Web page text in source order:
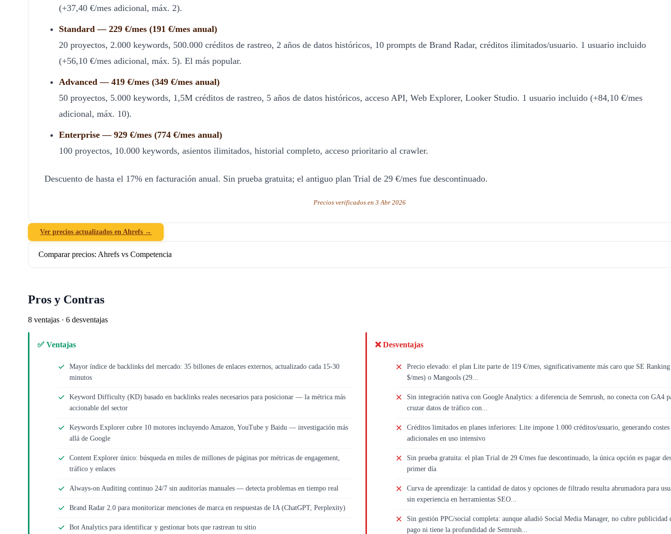
(+37,40 €/mes adicional, máx. 2).
Standard — 229 €/mes (191 €/mes anual)
20 proyectos, 2.000 keywords, 500.000 créditos de rastreo, 2 años de datos históricos, 10 prompts de Brand Radar, créditos ilimitados/usuario. 1 usuario incluido
(+56,10 €/mes adicional, máx. 5). El más popular.
Advanced — 419 €/mes (349 €/mes anual)
50 proyectos, 5.000 keywords, 1,5M créditos de rastreo, 5 años de datos históricos, acceso API, Web Explorer, Looker Studio. 1 usuario incluido (+84,10 €/mes
adicional, máx. 10).
Enterprise — 929 €/mes (774 €/mes anual)
100 proyectos, 10.000 keywords, asientos ilimitados, historial completo, acceso prioritario al crawler.
Descuento de hasta el 17% en facturación anual. Sin prueba gratuita; el antiguo plan Trial de 29 €/mes fue descontinuado.
Precios verificados en 3 Abr 2026
Ver precios actualizados en Ahrefs →
Comparar precios: Ahrefs vs Competencia
Pros y Contras
8 ventajas · 6 desventajas
✅ Ventajas
Mayor índice de backlinks del mercado: 35 billones de enlaces externos, actualizado cada 15-30
minutos
Keyword Difficulty (KD) basado en backlinks reales necesarios para posicionar — la métrica más
accionable del sector
Keywords Explorer cubre 10 motores incluyendo Amazon, YouTube y Baidu — investigación más
allá de Google
Content Explorer único: búsqueda en miles de millones de páginas por métricas de engagement,
tráfico y enlaces
Always-on Auditing continuo 24/7 sin auditorías manuales — detecta problemas en tiempo real
Brand Radar 2.0 para monitorizar menciones de marca en respuestas de IA (ChatGPT, Perplexity)
Bot Analytics para identificar y gestionar bots que rastrean tu sitio
❌ Desventajas
Precio elevado: el plan Lite parte de 119 €/mes, significativamente más caro que SE
$/mes) o Mangools (29...
Sin integración nativa con Google Analytics: a diferencia de Semrush, no conecta con GA4
cruzar datos de tráfico con...
Créditos limitados en planes inferiores: Lite impone 1.000 créditos/usuario, generando costes
adicionales en uso intensivo
Sin prueba gratuita: el plan Trial de 29 €/mes fue descontinuado, la única opción es pagar
primer día
Curva de aprendizaje: la cantidad de datos y opciones de filtrado resulta abrumadora para
sin experiencia en herramientas SEO...
Sin gestión PPC/social completa: aunque añadió Social Media Manager, no cubre publicidad
pago ni tiene la profundidad de Semrush...